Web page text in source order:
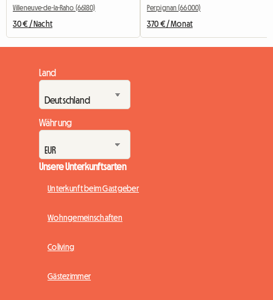
Villeneuve-de-la-Raho (66180)
30 € / Nacht
Perpignan (66000)
370 € / Monat
Land
Währung
Unsere Unterkunftsarten
Unterkunft beim Gastgeber
Wohngemeinschaften
Coliving
Gästezimmer